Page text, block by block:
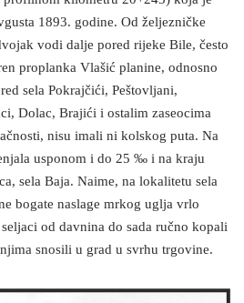
1893. godine. Od željezničke
vodi dalje pored rijeke Bile, često
proplanka Vlašić planine, odnosno
sela Pokrajčići, Peštovljani,
Dolac, Brajići i ostalim zaseocima
nisu imali ni kolskog puta. Na
usponom i do 25 ‰ i na kraju
sela Baja. Naime, na lokalitetu sela
bogate naslage mrkog uglja vrlo
od davnina do sada ručno kopali
snosili u grad u svrhu trgovine.